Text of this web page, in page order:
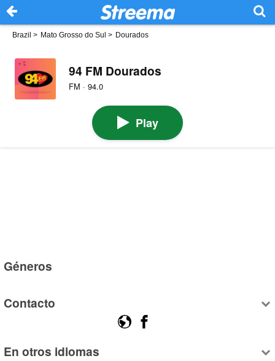
Brazil > Mato Grosso do Sul > Dourados
94 FM Dourados
FM · 94.0
Play
Géneros
Contacto
En otros idiomas